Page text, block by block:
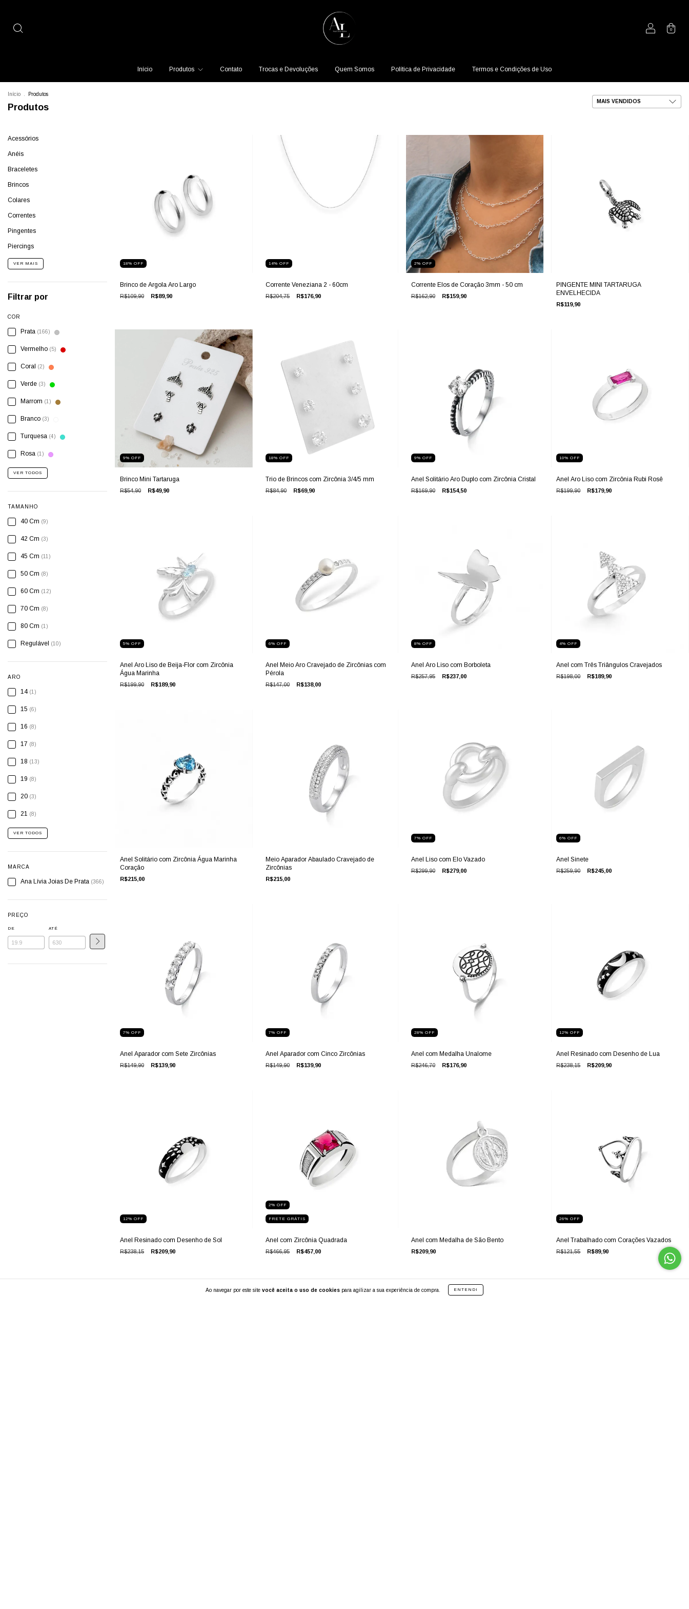
0
Início Produtos Contato Trocas e Devoluções Quem Somos Política de Privacidade Termos e Condições de Uso
Ao navegar por este site você aceita o uso de cookies para agilizar a sua experiência de compra. ENTENDI
Início Produtos
Produtos
Acessórios
Anéis
Braceletes
Brincos
Colares
Correntes
Pingentes
Piercings
VER MAIS
Filtrar por
COR
Prata (166)
Vermelho (5)
Coral (2)
Verde (3)
Marrom (1)
Branco (3)
Turquesa (4)
Rosa (1)
VER TODOS
TAMANHO
40 Cm (9)
42 Cm (3)
45 Cm (11)
50 Cm (8)
60 Cm (12)
70 Cm (8)
80 Cm (1)
Regulável (10)
ARO
14 (1)
15 (6)
16 (8)
17 (8)
18 (13)
19 (8)
20 (3)
21 (8)
VER TODOS
MARCA
Ana Lívia Joias De Prata (366)
PREÇO
DE ATÉ
18% OFF
Brinco de Argola Aro Largo
R$109,90 R$89,90
14% OFF
Corrente Veneziana 2 - 60cm
R$204,75 R$176,90
2% OFF
Corrente Elos de Coração 3mm - 50 cm
R$162,90 R$159,90
PINGENTE MINI TARTARUGA
ENVELHECIDA
R$119,90
9% OFF
Brinco Mini Tartaruga
R$54,90 R$49,90
18% OFF
Trio de Brincos com Zircônia 3/4/5 mm
R$84,90 R$69,90
9% OFF
Anel Solitário Aro Duplo com Zircônia Cristal
R$169,90 R$154,50
10%OFF
Anel Aro Liso com Zircônia Rubi Rosê
R$199,90 R$179,90
5% OFF
Anel Aro Liso de Beija-Flor com Zircônia
Água Marinha
R$199,90 R$189,90
6% OFF
Anel Meio Aro Cravejado de Zircônias com
Pérola
R$147,00 R$138,00
8% OFF
Anel Aro Liso com Borboleta
R$257,95 R$237,00
4%OFF
Anel com Três Triângulos Cravejados
R$198,00 R$189,90
Anel Solitário com Zircônia Água Marinha
Coração
R$215,00
Meio Aparador Abaulado Cravejado de
Zircônias
R$215,00
7% OFF
Anel Liso com Elo Vazado
R$299,90 R$279,00
6%OFF
Anel Sinete
R$259,90 R$245,00
7% OFF
Anel Aparador com Sete Zircônias
R$149,90 R$139,90
7% OFF
Anel Aparador com Cinco Zircônias
R$149,90 R$139,90
28% OFF
Anel com Medalha Unalome
R$246,70 R$176,90
12%OFF
Anel Resinado com Desenho de Lua
R$238,15 R$209,90
12% OFF
Anel Resinado com Desenho de Sol
R$238,15 R$209,90
2% OFF
FRETE GRÁTIS
Anel com Zircônia Quadrada
R$466,95 R$457,00
Anel com Medalha de São Bento
R$209,90
26%OFF
Anel Trabalhado com Corações Vazados
R$121,55 R$89,90